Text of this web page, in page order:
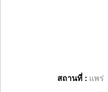
สถานที่ : แพร่